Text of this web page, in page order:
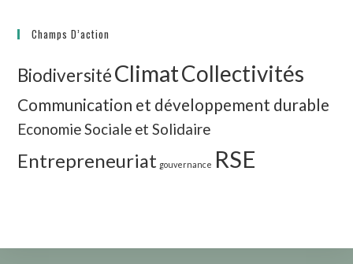
Champs D’action
BiodiversitéClimatCollectivités
Communication et développement durable
Economie Sociale et Solidaire
Entrepreneuriat gouvernance RSE